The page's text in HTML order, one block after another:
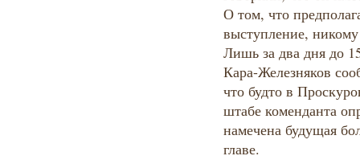
О том, что
выступление,
Лишь за два дня до
Кара-Железняков
что будто в
штабе коменданта
намечена будущая
главе.